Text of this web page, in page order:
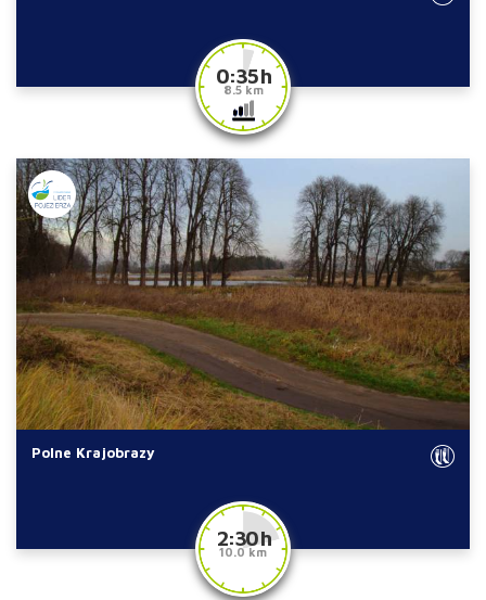
0:35 h
8.5 km
Polne Krajobrazy
2:30 h
10.0 km